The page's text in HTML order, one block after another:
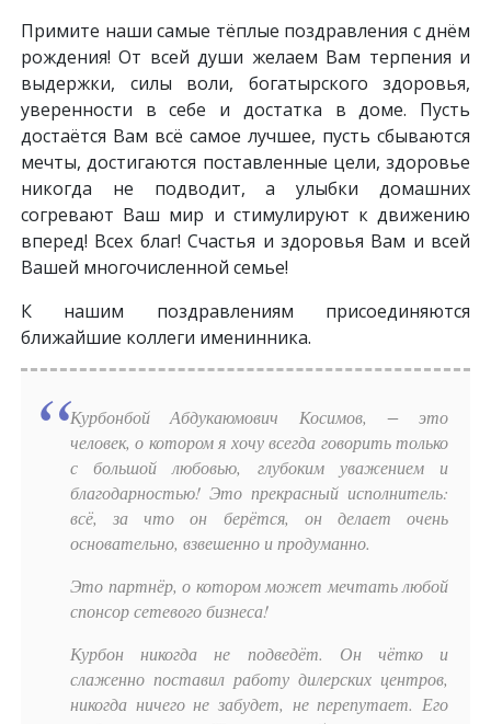
Примите наши самые тёплые поздравления с днём
рождения! От всей души желаем Вам терпения и
выдержки, силы воли, богатырского здоровья,
уверенности в себе и достатка в доме. Пусть
достаётся Вам всё самое лучшее, пусть сбываются
мечты, достигаются поставленные цели, здоровье
никогда не подводит, а улыбки домашних
согревают Ваш мир и стимулируют к движению
вперед! Всех благ! Счастья и здоровья Вам и всей
Вашей многочисленной семье!
К нашим поздравлениям присоединяются
ближайшие коллеги именинника.
Курбонбой Абдукаюмович Косимов, − это
человек, о котором я хочу всегда говорить только
с большой любовью, глубоким уважением и
благодарностью! Это прекрасный исполнитель:
всё, за что он берётся, он делает очень
основательно, взвешенно и продуманно.
Это партнёр, о котором может мечтать любой
спонсор сетевого бизнеса!
Курбон никогда не подведёт. Он чётко и
слаженно поставил работу дилерских центров,
никогда ничего не забудет, не перепутает. Его